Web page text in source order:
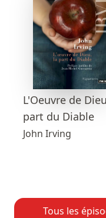
L'Oeuvre de
part du Diable
John Irving
Tous les